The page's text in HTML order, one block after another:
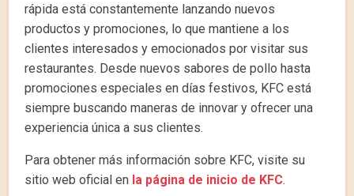
rápida está constantemente lanzando nuevos
productos y promociones, lo que mantiene a los
clientes interesados y emocionados por visitar sus
restaurantes. Desde nuevos sabores de pollo hasta
promociones especiales en días festivos, KFC está
siempre buscando maneras de innovar y ofrecer una
experiencia única a sus clientes.
Para obtener más información sobre KFC, visite su
sitio web oficial en la página de inicio de KFC.